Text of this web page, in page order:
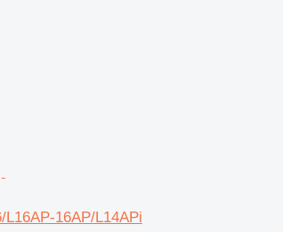
L16AP-16AP/L14APi